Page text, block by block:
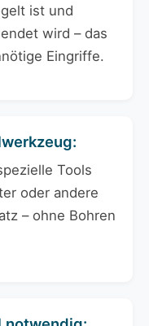
ist und
wird – das
Eingriffe.
Tools
oder andere
– ohne Bohren